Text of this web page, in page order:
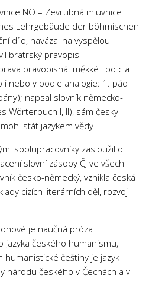
NO – Zevrubná mluvnice
Lehrgebäude der böhmischen
dílo, navázal na vyspělou
bratrský pravopis –
pravopisná: měkké i po c a
i nebo y podle analogie: 1. pád
napsal slovník německo-
Wörterbuch I, II), sám česky
stát jazykem vědy
spolupracovníky zasloužil o
slovní zásoby ČJ ve všech
česko-německý, vznikla česká
cizích literárních děl, rozvoj
je naučná próza
jazyka českého humanismu,
humanistické češtiny je jazyk
národu českého v Čechách a v